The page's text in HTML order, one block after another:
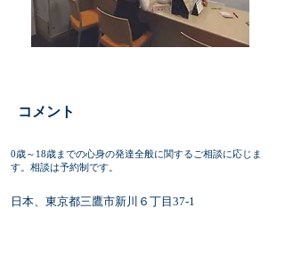
​コメント
0歳～18歳までの心身の発達全般に関するご相談に応じま
す。相談は予約制です。
日本、東京都三鷹市新川６丁目37-1